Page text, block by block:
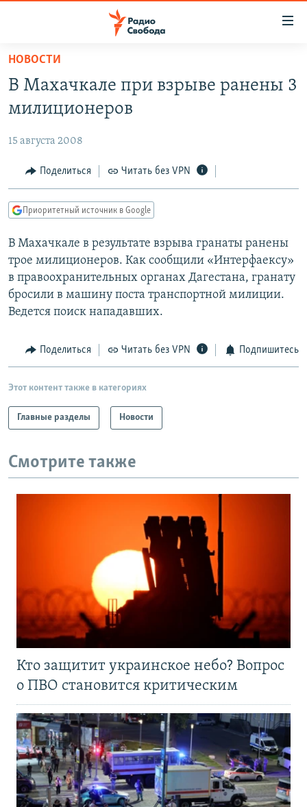
упрощенного
доступа
основному
Вернутся
главной
навигации
Вернутся
поиску
АВТОРСКИЕ ПРОЕКТЫ
ЦИТАТЫ СВОБОДЫ
МНЕНИЯ
IDEL.РЕАЛИИ
КАВКАЗ.РЕАЛИИ
СЕВЕР.РЕАЛИИ
СИБИРЬ.РЕАЛИИ
РАСПИСАНИЕ ВЕЩАНИЯ
ПОДПИШИТЕСЬ НА РАССЫЛКУ
Все сайты РСЕ/РС
НОВОСТИ
В Махачкале при взрыве ранены 3
милиционеров
15 августа 2008
Поделиться Читать без VPN
Приоритетный источник в Google
В Махачкале в результате взрыва гранаты ранены
трое милиционеров. Как сообщили «Интерфаексу»
в правоохранительных органах Дагестана, гранату
бросили в машину поста транспортной милиции.
Ведется поиск нападавших.
Поделиться Читать без VPN Подпишитесь
Этот контент также в категориях
Главные разделы Новости
Смотрите также
Кто защитит украинское небо? Вопрос
о ПВО становится критическим